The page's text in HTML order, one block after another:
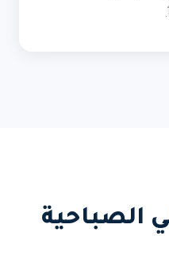
الصباحية